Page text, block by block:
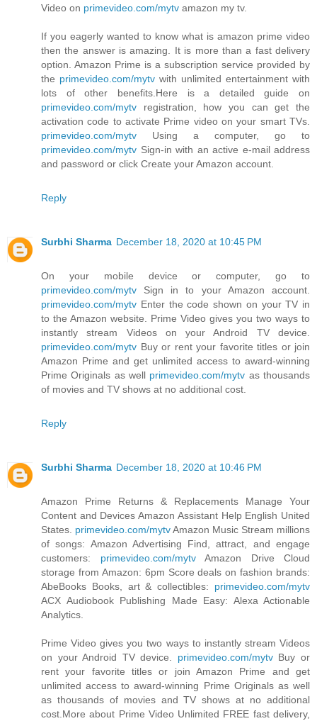
Video on primevideo.com/mytv amazon my tv.
If you eagerly wanted to know what is amazon prime video
then the answer is amazing. It is more than a fast delivery
option. Amazon Prime is a subscription service provided by
the primevideo.com/mytv with unlimited entertainment with
lots of other benefits.Here is a detailed guide on
primevideo.com/mytv registration, how you can get the
activation code to activate Prime video on your smart TVs.
primevideo.com/mytv Using a computer, go to
primevideo.com/mytv Sign-in with an active e-mail address
and password or click Create your Amazon account.
Reply
Surbhi Sharma December 18, 2020 at 10:45 PM
On your mobile device or computer, go to
primevideo.com/mytv Sign in to your Amazon account.
primevideo.com/mytv Enter the code shown on your TV in
to the Amazon website. Prime Video gives you two ways to
instantly stream Videos on your Android TV device.
primevideo.com/mytv Buy or rent your favorite titles or join
Amazon Prime and get unlimited access to award-winning
Prime Originals as well primevideo.com/mytv as thousands
of movies and TV shows at no additional cost.
Reply
Surbhi Sharma December 18, 2020 at 10:46 PM
Amazon Prime Returns & Replacements Manage Your
Content and Devices Amazon Assistant Help English United
States. primevideo.com/mytvAmazon Music Stream millions
of songs: Amazon Advertising Find, attract, and engage
customers: primevideo.com/mytvAmazon Drive Cloud
storage from Amazon: 6pm Score deals on fashion brands:
AbeBooks Books, art & collectibles: primevideo.com/mytv
ACX Audiobook Publishing Made Easy: Alexa Actionable
Analytics.
Prime Video gives you two ways to instantly stream Videos
on your Android TV device. primevideo.com/mytvBuy or
rent your favorite titles or join Amazon Prime and get
unlimited access to award-winning Prime Originals as well
as thousands of movies and TV shows at no additional
cost.More about Prime Video Unlimited FREE fast delivery,